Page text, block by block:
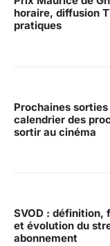
horaire, diffusion
pratiques
Prochaines
calendrier des
sortir au cinéma
SVOD : définition,
et évolution du
abonnement